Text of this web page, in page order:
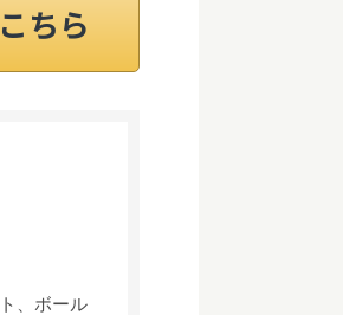
ちら
、ボール